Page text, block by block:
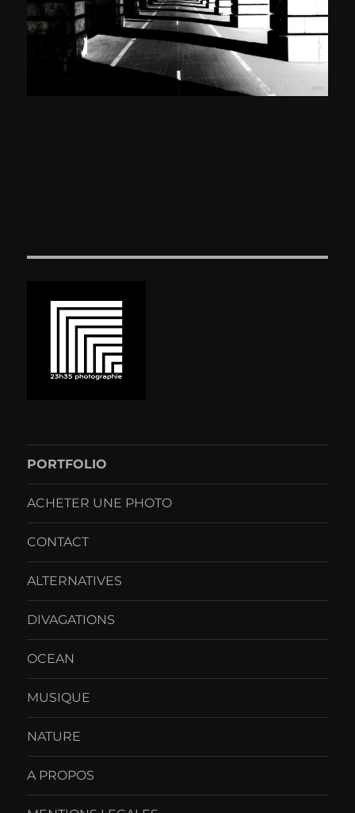
PORTFOLIO
ACHETER UNE PHOTO
CONTACT
ALTERNATIVES
DIVAGATIONS
OCEAN
MUSIQUE
NATURE
A PROPOS